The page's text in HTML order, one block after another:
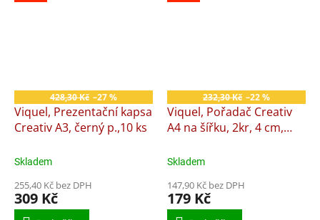
428,30 Kč –27 %
Viquel, Prezentační kapsa
Creativ A3, černý p.,10 ks
Skladem
255,40 Kč bez DPH
309 Kč
232,30 Kč –22 %
Viquel, Pořadač Creativ
A4 na šířku, 2kr, 4 cm,
Skladem
147,90 Kč bez DPH
179 Kč